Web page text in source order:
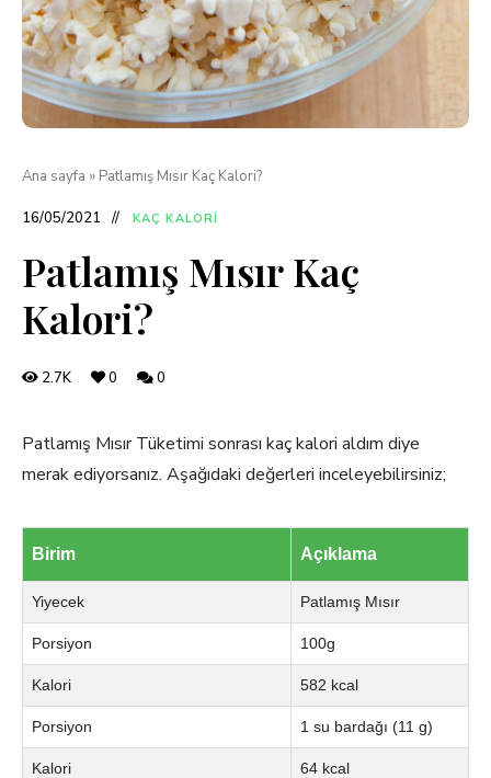
Ana sayfa » Patlamış Mısır Kaç Kalori?
16/05/2021 KAÇ KALORI
Patlamış Mısır Kaç
Kalori?
2.7K 0 0
Patlamış Mısır Tüketimi sonrası kaç kalori aldım diye
merak ediyorsanız. Aşağıdaki değerleri inceleyebilirsiniz;
Birim Açıklama
Yiyecek Patlamış Mısır
Porsiyon 100g
Kalori 582 kcal
Porsiyon 1 su bardağı (11 g)
Kalori 64 kcal